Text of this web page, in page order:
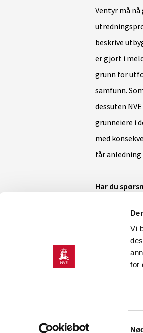
Vi
for
Ventyr må
beskrive
er gjort i
grunn for
samfunn.
dessuten
grunneiere i
med
får
Har du
Spørsmål
tilgjengelig i